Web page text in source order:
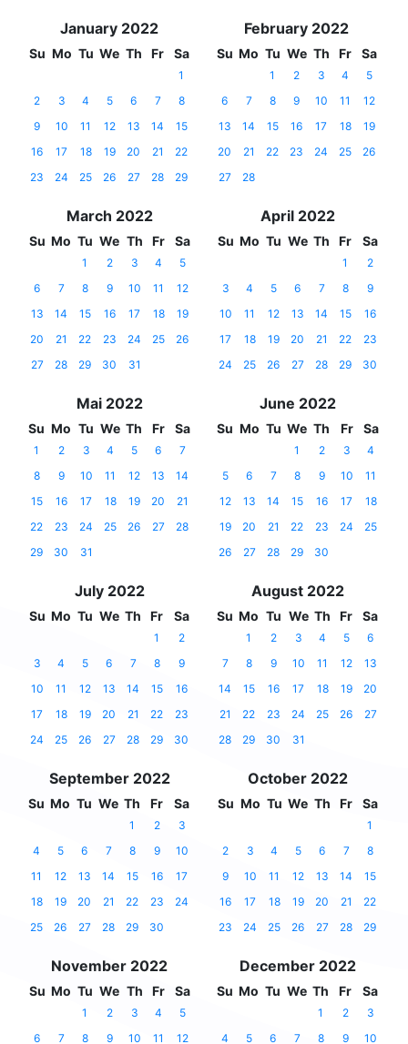
January 2022
Su Mo Tu We Th Fr Sa
1
2
3 4 5 6 7
8
9
10 11 12 13 14
15
16
17 18 19 20 21
22
23
24 25 26 27 28 29
February 2022
Su Mo Tu We Th Fr Sa
1 2 3 4
5
6
7 8 9 10 11
12
13
14 15 16 17 18
19
20
21 22 23 24 25
26
27
28
March 2022
Su Mo Tu We Th Fr Sa
1 2 3 4
5
6
7 8 9 10 11
12
13
14 15 16 17 18
19
20
21 22 23 24 25
26
27
28 29 30 31
April 2022
Su Mo Tu We Th Fr Sa
1
2
3
4 5 6 7 8
9
10
11 12 13 14 15
16
17
18 19 20 21 22
23
24
25 26 27 28 29 30
Mai 2022
Su Mo Tu We Th Fr Sa
1 2 3 4 5 6
7
8
9 10 11 12 13
14
15
16 17 18 19 20
21
22
23 24 25 26 27
28
29
30 31
June 2022
Su Mo Tu We Th Fr Sa
1 2 3
4
5
6 7 8 9 10
11
12
13 14 15 16 17
18
19
20 21 22 23 24
25
26
27 28 29 30
July 2022
Su Mo Tu We Th Fr Sa
1
2
3
4 5 6 7 8
9
10
11 12 13 14 15
16
17
18 19 20 21 22
23
24
25 26 27 28 29 30
August 2022
Su Mo Tu We Th Fr Sa
1 2 3 4 5
6
7
8 9 10 11 12
13
14
15 16 17 18 19
20
21
22 23 24 25 26
27
28
29 30 31
September 2022
Su Mo Tu We Th Fr Sa
1 2
3
4
5 6 7 8 9
10
11
12 13 14 15 16
17
18
19 20 21 22 23
24
25
26 27 28 29 30
October 2022
Su Mo Tu We Th Fr Sa
1
2
3 4 5 6 7
8
9
10 11 12 13 14
15
16
17 18 19 20 21
22
23
24 25 26 27 28 29
November 2022
Su Mo Tu We Th Fr Sa
1 2 3 4
5
6
7 8 9 10 11
12
December 2022
Su Mo Tu We Th Fr Sa
1 2
3
4
5 6 7 8 9
10